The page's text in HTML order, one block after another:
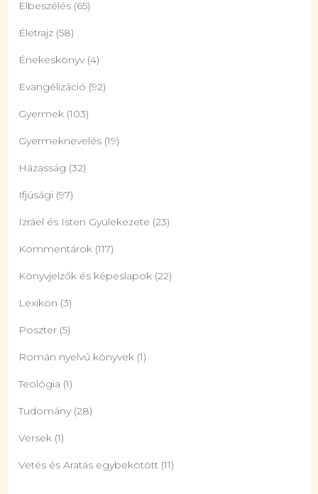
Elbeszélés (65)
Életrajz (58)
Énekeskönyv (4)
Evangélizáció (92)
Gyermek (103)
Gyermeknevelés (19)
Házasság (32)
Ifjúsági (97)
Izráel és Isten Gyülekezete (23)
Kommentárok (117)
Könyvjelzők és képeslapok (22)
Lexikon (3)
Poszter (5)
Román nyelvű könyvek (1)
Teológia (1)
Tudomány (28)
Versek (1)
Vetés és Aratás egybekötött (11)